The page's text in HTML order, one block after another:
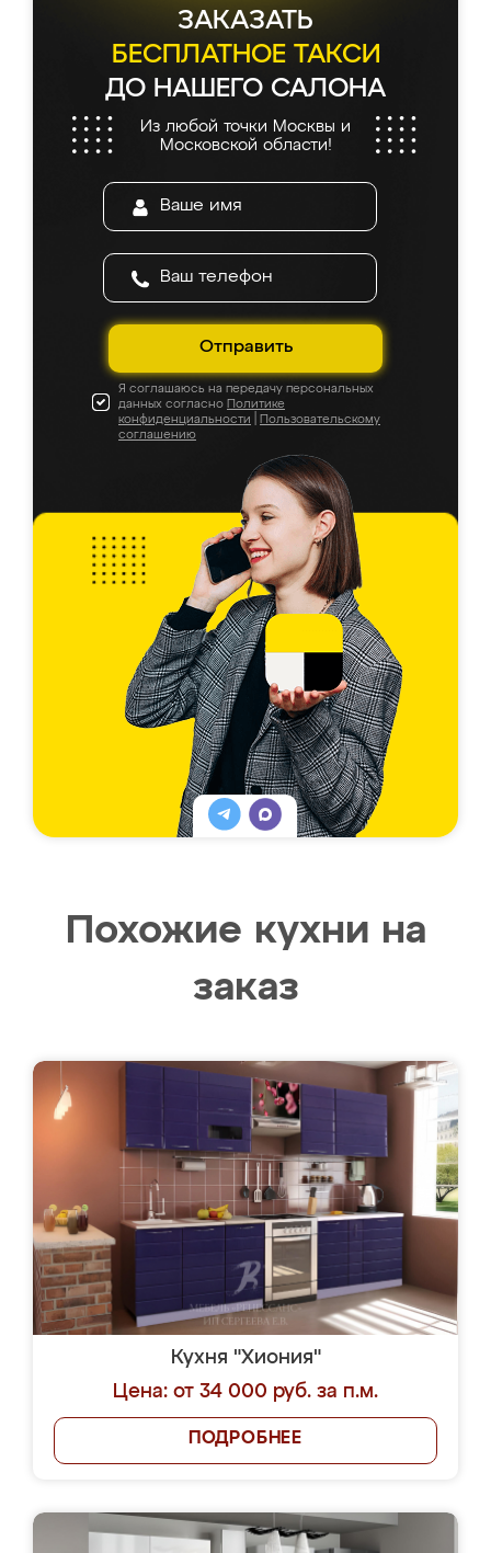
ЗАКАЗАТЬ
БЕСПЛАТНОЕ ТАКСИ
ДО НАШЕГО САЛОНА
Из любой точки Москвы и
Московской области!
Отправить
Я соглашаюсь на передачу персональных
данных согласно Политике
конфиденциальности
Пользовательскому
соглашению
Похожие кухни на
заказ
Кухня "Хиония"
Цена: от 34 000 руб. за п.м.
ПОДРОБНЕЕ